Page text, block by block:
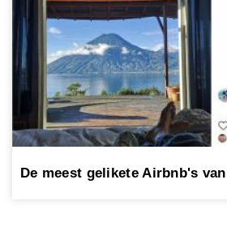
De meest gelikete Airbnb's van